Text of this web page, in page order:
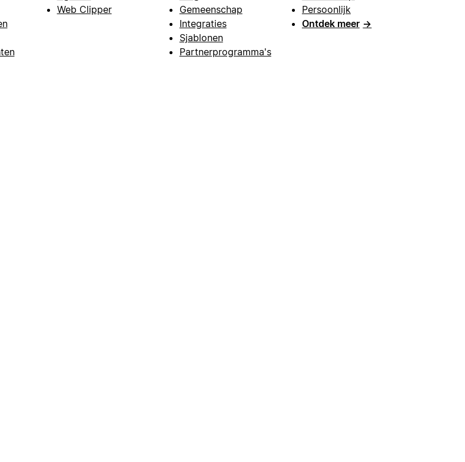
Web Clipper
Gemeenschap
Integraties
Sjablonen
Partnerprogramma's
Persoonlijk
Ontdek meer →